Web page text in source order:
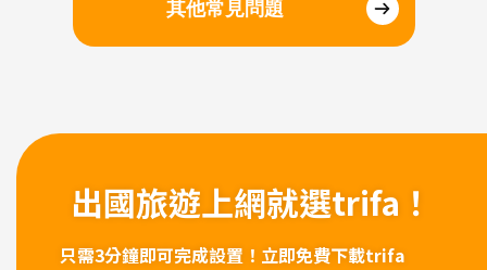
其他常見問題
出國旅遊上網就選trifa！
只需3分鐘即可完成設置！ 立即免費下載trifa